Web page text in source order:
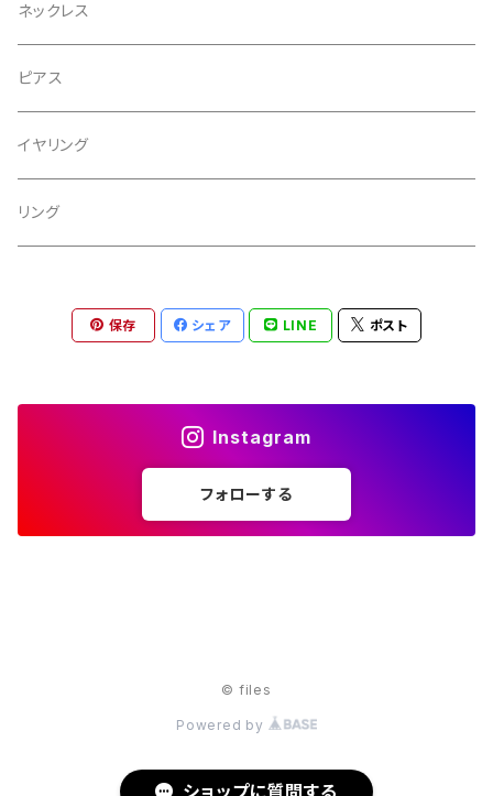
ネックレス
ピアス
イヤリング
リング
保存 シェア LINE ポスト
Instagram
フォローする
© files
Powered by
ショップに質問する